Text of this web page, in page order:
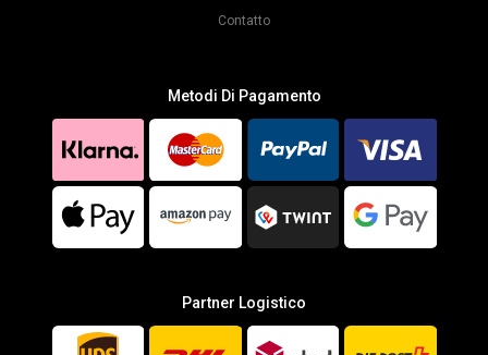
Contatto
Metodi Di Pagamento
Partner Logistico